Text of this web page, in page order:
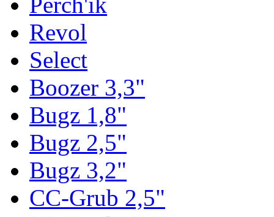
Revol
Select
Boozer 3,3"
Bugz 1,8"
Bugz 2,5"
Bugz 3,2"
CC-Grub 2,5"